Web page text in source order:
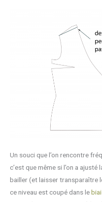
Un souci que l’on rencontre
c’est que même si l’on a
bailler (et laisser transparaître
ce niveau est coupé dans le